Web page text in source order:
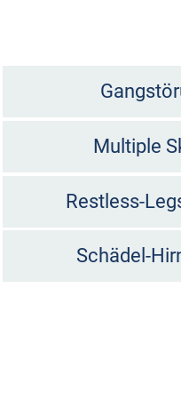
Multiple
Restless-
Schädel-